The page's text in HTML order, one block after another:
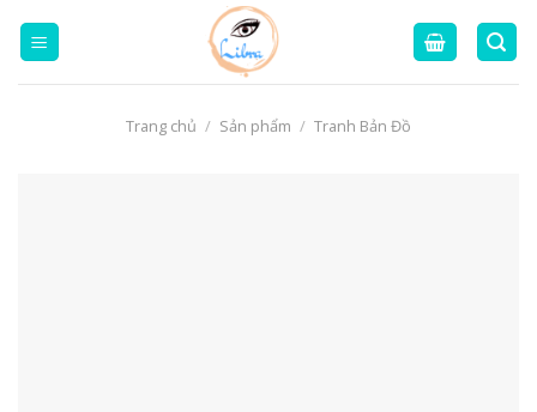
Trang chủ / Sản phẩm / Tranh Bản Đồ